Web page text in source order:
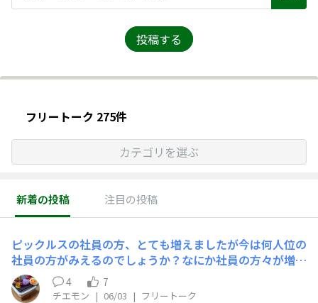
投稿する
フリートーク 275件
カテゴリを選ぶ
新着の投稿 注目の投稿
ピックルスの社員の方、とても増えましたが今は何人位の
社員の方がみえるのでしょうか？なにか社員の方々が増え
るといろいろなお話が聞け、楽しみも増えますね！
4 7
チエモン | 06/03 | フリートーク